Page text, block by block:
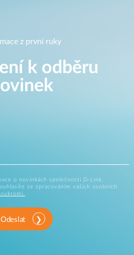
z první ruky
k odběru
o novinkách společnosti D-Link.
se zpracováním vašich osobních
Odeslat